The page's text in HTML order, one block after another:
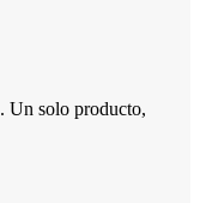
. Un solo producto,